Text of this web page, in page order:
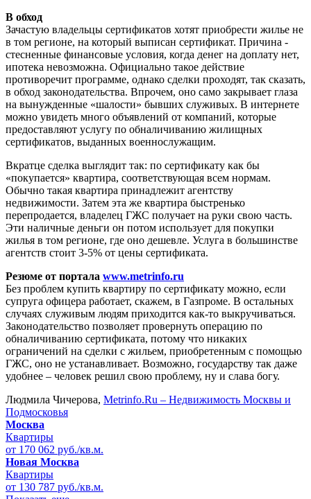
В обход
Зачастую владельцы сертификатов хотят приобрести жилье не
в том регионе, на который выписан сертификат. Причина -
стесненные финансовые условия, когда денег на доплату нет,
ипотека невозможна. Официально такое действие
противоречит программе, однако сделки проходят, так сказать,
в обход законодательства. Впрочем, оно само закрывает глаза
на вынужденные «шалости» бывших служивых. В интернете
можно увидеть много объявлений от компаний, которые
предоставляют услугу по обналичиванию жилищных
сертификатов, выданных военнослужащим.
Вкратце сделка выглядит так: по сертификату как бы
«покупается» квартира, соответствующая всем нормам.
Обычно такая квартира принадлежит агентству
недвижимости. Затем эта же квартира быстренько
перепродается, владелец ГЖС получает на руки свою часть.
Эти наличные деньги он потом использует для покупки
жилья в том регионе, где оно дешевле. Услуга в большинстве
агентств стоит 3-5% от цены сертификата.
Резюме от портала www.metrinfo.ru
Без проблем купить квартиру по сертификату можно, если
супруга офицера работает, скажем, в Газпроме. В остальных
случаях служивым людям приходится как-то выкручиваться.
Законодательство позволяет провернуть операцию по
обналичиванию сертификата, потому что никаких
ограничений на сделки с жильем, приобретенным с помощью
ГЖС, оно не устанавливает. Возможно, государству так даже
удобнее – человек решил свою проблему, ну и слава богу.
Людмила Чичерова, Metrinfo.Ru – Недвижимость Москвы и
Подмосковья
Москва
Квартиры
от 170 062 руб./кв.м.
Новая Москва
Квартиры
от 130 787 руб./кв.м.